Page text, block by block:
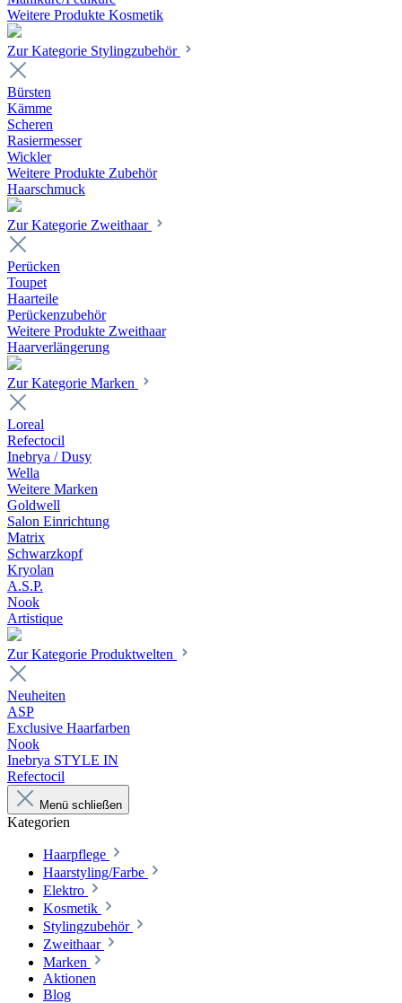
Weitere Produkte Kosmetik
Zur Kategorie Stylingzubehör
Bürsten
Kämme
Scheren
Rasiermesser
Wickler
Weitere Produkte Zubehör
Haarschmuck
Zur Kategorie Zweithaar
Perücken
Toupet
Haarteile
Perückenzubehör
Weitere Produkte Zweithaar
Haarverlängerung
Zur Kategorie Marken
Loreal
Refectocil
Inebrya / Dusy
Wella
Weitere Marken
Goldwell
Salon Einrichtung
Matrix
Schwarzkopf
Kryolan
A.S.P.
Nook
Artistique
Zur Kategorie Produktwelten
Neuheiten
ASP
Exclusive Haarfarben
Nook
Inebrya STYLE IN
Refectocil
Menü schließen
Kategorien
Haarpflege
Haarstyling/Farbe
Elektro
Kosmetik
Stylingzubehör
Zweithaar
Marken
Aktionen
Blog